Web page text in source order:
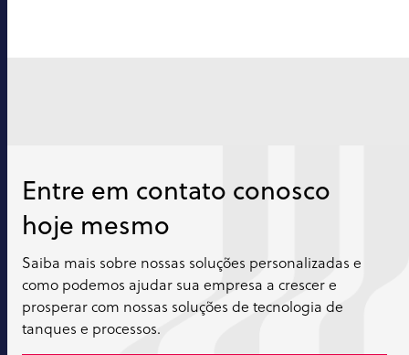
Entre em contato conosco
hoje mesmo
Saiba mais sobre nossas soluções personalizadas e
como podemos ajudar sua empresa a crescer e
prosperar com nossas soluções de tecnologia de
tanques e processos.